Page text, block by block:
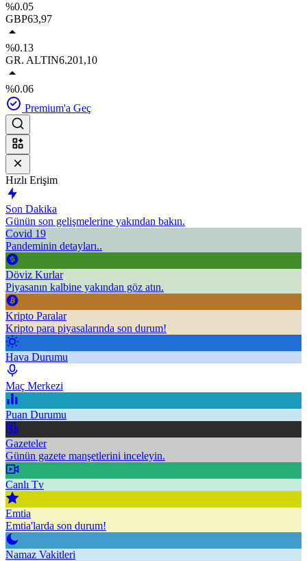
%0.05
GBP63,97
%0.13
GR. ALTIN6.201,10
%0.06
Premium'a Geç
Hızlı Erişim
Son Dakika
Günün son gelişmelerine yakından bakın.
Covid 19
Pandeminin detayları..
Döviz Kurlar
Piyasanın kalbine yakından göz atın.
Kripto Paralar
Kripto para piyasalarında son durum!
Hava Durumu
Maç Merkezi
Puan Durumu
Gazeteler
Günün gazete manşetlerini inceleyin.
Canlı Tv
Emtia
Emtia'larda son durum!
Namaz Vakitleri